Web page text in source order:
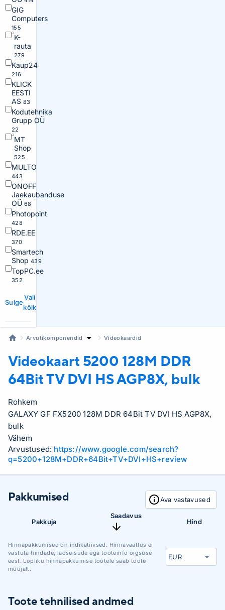
GIG
Computers
155
K-
rauta
279
Kaup24
216
KLICK
EESTI
AS 83
Kodutehnika
Grupp OÜ
22
MT
Shop
525
MULTO
443
ONOFF
Jaekaubanduse
OÜ 68
Photopoint
428
RDE.EE
370
Smartech
Shop 439
TopPC.ee
352
Sulge
Vali
kõik
Arvutikomponendid Videokaardid
Videokaart 5200 128M DDR
64Bit TV DVI HS AGP8X, bulk
Rohkem
GALAXY GF FX5200 128M DDR 64Bit TV DVI HS AGP8X,
bulk
Vähem
Arvustused: https://www.google.com/search?
q=5200+128M+DDR+64Bit+TV+DVI+HS+review
Pakkumised Ava vastavused
Pakkuja
Saadavus
Hind
Hinnapakkumised on indikatiivsed. Hinnavaatlus ei
vastuta hindade, laoseisude ega tooteinfo õigsuse
eest. Lõpliku hinnapakkumise tootele saab toote
müüjalt.
Toote tehnilised andmed